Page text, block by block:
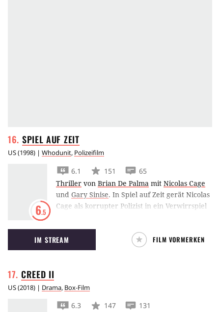
SPIEL AUF ZEIT
US(1998) | Whodunit, Polizeifilm
6.5
6.1 151
65
Thriller von Brian De Palma mit Nicolas Cage
und Gary Sinise. In Spiel auf Zeit gerät Nicolas
Cage als korrupter Polizist in ein Verwirrspiel
IM STREAM FILM VORMERKEN
CREED II
US(2018) | Drama, Box-Film
6.3 147
131